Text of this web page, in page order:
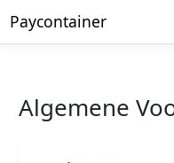
Paycontainer
Algemene